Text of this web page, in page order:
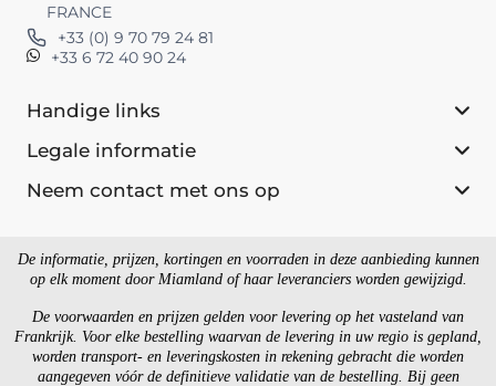
FRANCE
+33 (0) 9 70 79 24 81
+33 6 72 40 90 24
Handige links
Legale informatie
Neem contact met ons op
De informatie, prijzen, kortingen en voorraden in deze aanbieding kunnen
op elk moment door Miamland of haar leveranciers worden gewijzigd.
De voorwaarden en prijzen gelden voor levering op het vasteland van
Frankrijk. Voor elke bestelling waarvan de levering in uw regio is gepland,
worden transport- en leveringskosten in rekening gebracht die worden
aangegeven vóór de definitieve validatie van de bestelling. Bij geen